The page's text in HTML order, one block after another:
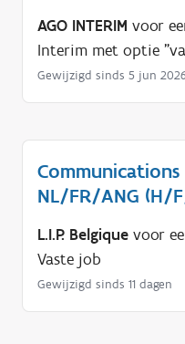
AGO INTERIM voor
Interim met optie
Gewijzigd sinds 5 jun 2026
Communications
NL/FR/ANG (H/
L.I.P. Belgique voor
Vaste job
Gewijzigd sinds 11 dagen